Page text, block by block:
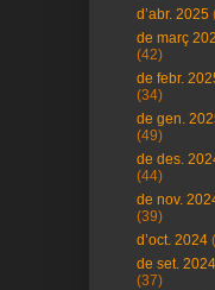
d’abr. 2025
de març
(42)
de febr.
(34)
de gen.
(49)
de des.
(44)
de nov.
(39)
d’oct. 2024
de set. 2024
(37)